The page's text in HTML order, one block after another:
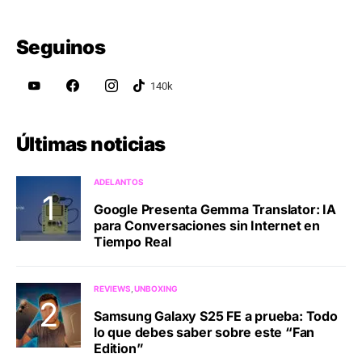
Seguinos
Últimas noticias
ADELANTOS
Google Presenta Gemma Translator: IA
para Conversaciones sin Internet en
Tiempo Real
REVIEWS UNBOXING
Samsung Galaxy S25 FE a prueba: Todo
lo que debes saber sobre este “Fan
Edition”